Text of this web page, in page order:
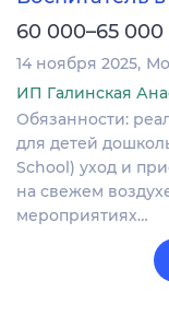
60 000–65 000
14 ноября 2025
ИП Галинская
Обязанности:
для детей
School) уход и
на свежем
мероприятиях…